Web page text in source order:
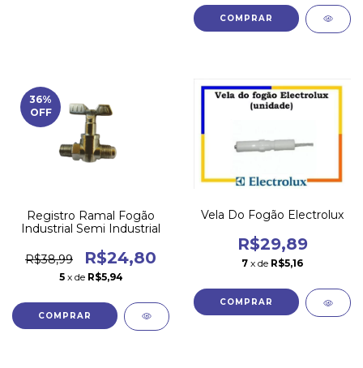
36%
OFF
Registro Ramal Fogão
Industrial Semi Industrial
R$38,99 R$24,80
5 x de R$5,94
Vela Do Fogão Electrolux
R$29,89
7 x de R$5,16